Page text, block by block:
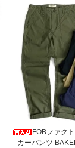
FOBファク
カーパンツ